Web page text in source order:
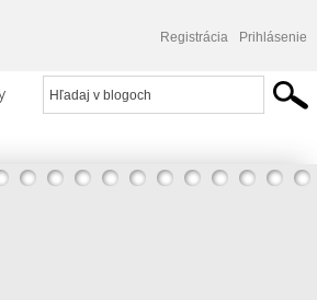
Registrácia Prihlásenie
A klamstvo nie je názor.